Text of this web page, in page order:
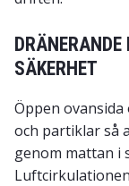
SÄKERHET
Öppen
och partiklar så
genom mattan i